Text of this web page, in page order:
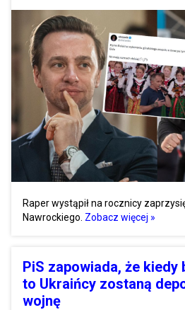
Raper wystąpił na rocznicy
Nawrockiego. Zobacz więcej »
PiS zapowiada, że kiedy
to Ukraińcy zostaną
wojnę